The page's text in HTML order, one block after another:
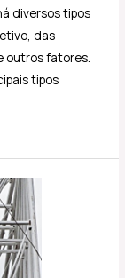
diversos tipos
das
outros fatores.
tipos